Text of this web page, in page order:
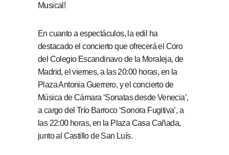
Musical!
En cuanto a espectáculos, la edil ha
destacado el concierto que ofrecerá el Coro
del Colegio Escandinavo de la Moraleja, de
Madrid, el viernes, a las 20:00 horas, en la
Plaza Antonia Guerrero, y el concierto de
Música de Cámara ‘Sonatas desde Venecia’,
a cargo del Trío Barroco ‘Sonora Fugitiva’, a
las 22:00 horas, en la Plaza Casa Cañada,
junto al Castillo de San Luís.